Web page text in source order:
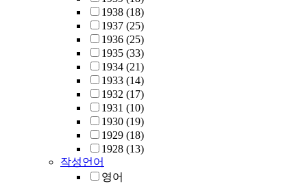
1938 (18)
1937 (25)
1936 (25)
1935 (33)
1934 (21)
1933 (14)
1932 (17)
1931 (10)
1930 (19)
1929 (18)
1928 (13)
작성언어
영어